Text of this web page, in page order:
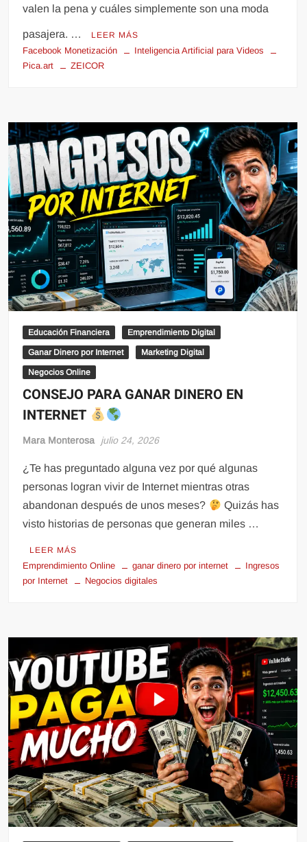
valen la pena y cuáles simplemente son una moda
pasajera. … LEER MÁS
Facebook Monetización
Inteligencia Artificial para Videos
Pica.art
ZEICOR
Educación Financiera Emprendimiento Digital
Ganar Dinero por Internet Marketing Digital
Negocios Online
CONSEJO PARA GANAR DINERO EN
INTERNET
Mara Monterosa julio 24, 2026
¿Te has preguntado alguna vez por qué algunas
personas logran vivir de Internet mientras otras
abandonan después de unos meses?
Quizás has
visto historias de personas que generan miles …
LEER MÁS
Emprendimiento Online ganar dinero por internet
Ingresos
por Internet
Negocios digitales